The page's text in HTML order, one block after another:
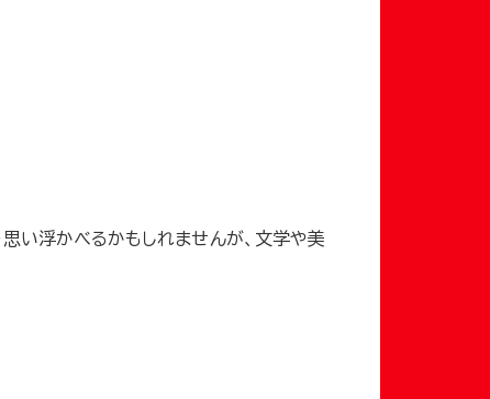
い浮かべるかもしれませんが、文学や美